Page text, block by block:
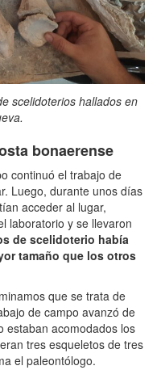
scelidoterios hallados en
bonaerense
continuó el trabajo de
Luego, durante unos días
acceder al lugar,
laboratorio y se llevaron
de scelidoterio había
tamaño que los otros
que se trata de
de campo avanzó de
estaban acomodados los
tres esqueletos de tres
el paleontólogo.